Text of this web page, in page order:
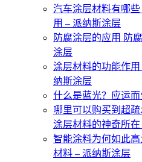
汽车涂层材料有哪
用 – 派纳斯涂层
防腐涂层的应用 防
涂层
涂层材料的功能作
纳斯涂层
什么是蓝光？应运
哪里可以购买到超
涂层材料的神奇所
智能涂料为何如此
材料 – 派纳斯涂层